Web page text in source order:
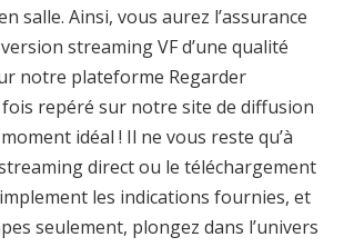
salle. Ainsi, vous aurez l’assurance
streaming VF d’une qualité
notre plateforme Regarder
repéré sur notre site de diffusion
idéal ! Il ne vous reste qu’à
direct ou le téléchargement
les indications fournies, et
seulement, plongez dans l’univers